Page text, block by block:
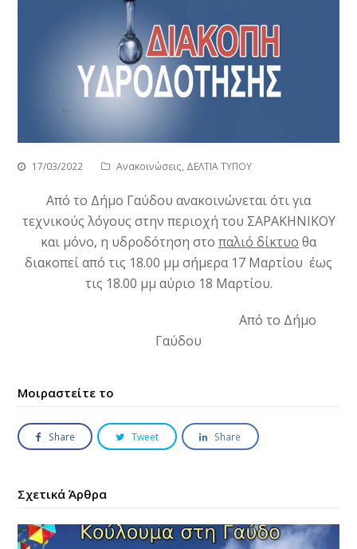
17/03/2022 Ανακοινώσεις, ΔΕΛΤΙΑ ΤΥΠΟΥ
Από το Δήμο Γαύδου ανακοινώνεται ότι για
τεχνικούς λόγους στην περιοχή του ΣΑΡΑΚΗΝΙΚΟΥ
και μόνο, η υδροδότηση στο παλιό δίκτυο θα
διακοπεί από τις 18.00 μμ σήμερα 17 Μαρτίου έως
τις 18.00 μμ αύριο 18 Μαρτίου.
Από το Δήμο
Γαύδου
Μοιραστείτε το
Share Tweet Share
Σχετικά Άρθρα